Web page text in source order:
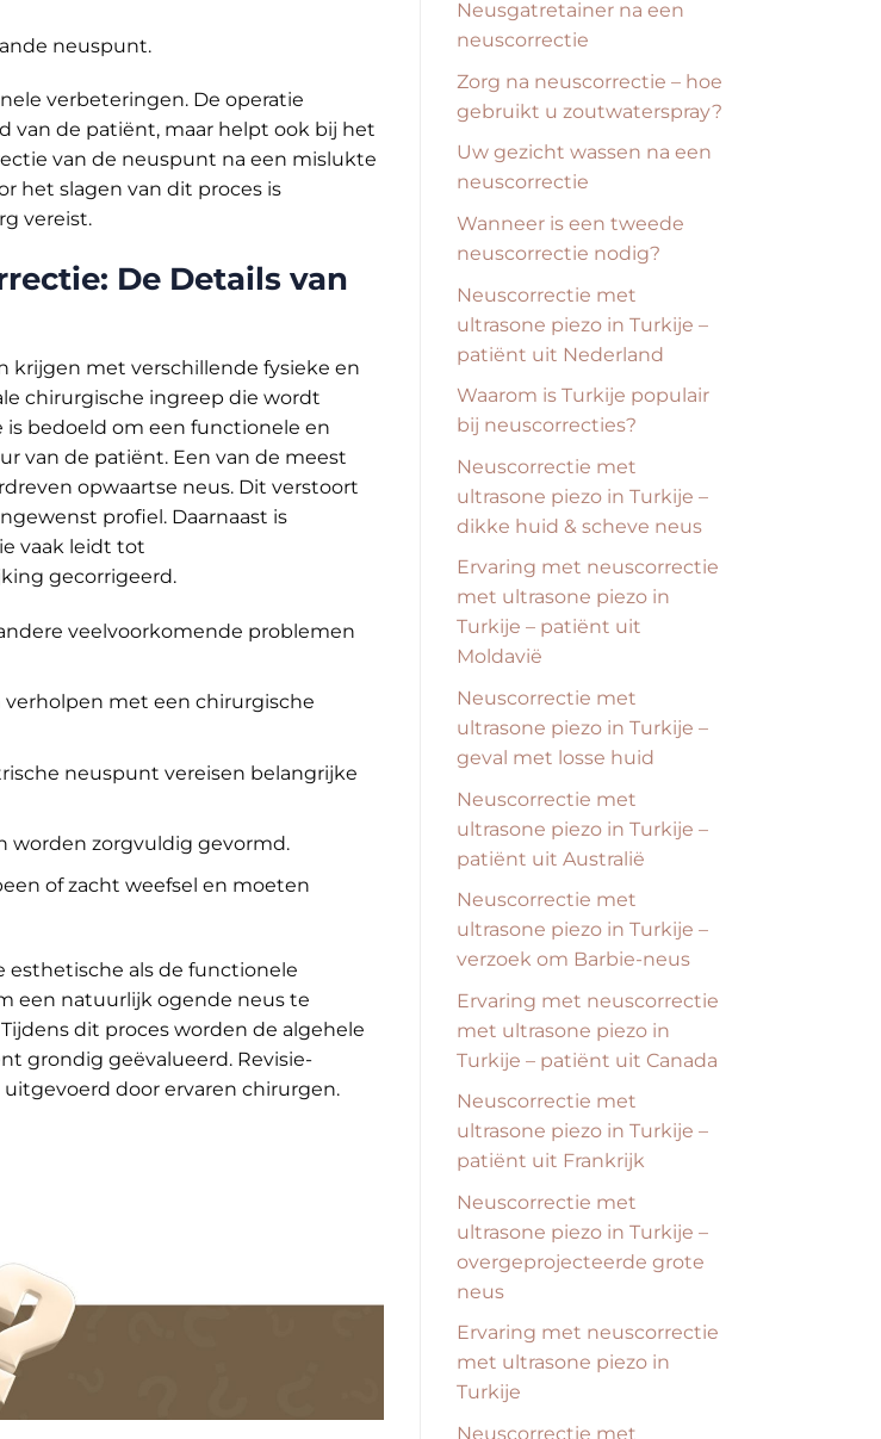
neuspunt.
verbeteringen. De operatie
van de patiënt, maar helpt ook bij het
van de neuspunt na een mislukte
het slagen van dit proces is
vereist.
De Details van
met verschillende fysieke en
chirurgische ingreep die wordt
is bedoeld om een functionele en
van de patiënt. Een van de meest
opwaartse neus. Dit verstoort
profiel. Daarnaast is
vaak leidt tot
gecorrigeerd.
veelvoorkomende problemen
met een chirurgische
neuspunt vereisen belangrijke
worden zorgvuldig gevormd.
of zacht weefsel en moeten
esthetische als de functionele
een natuurlijk ogende neus te
dit proces worden de algehele
grondig geëvalueerd. Revisie-
door ervaren chirurgen.
Neusgatretainer na een
neuscorrectie
Zorg na neuscorrectie – hoe
gebruikt u zoutwaterspray?
Uw gezicht wassen na een
neuscorrectie
Wanneer is een tweede
neuscorrectie nodig?
Neuscorrectie met
ultrasone piezo in Turkije –
patiënt uit Nederland
Waarom is Turkije populair
bij neuscorrecties?
Neuscorrectie met
ultrasone piezo in Turkije –
dikke huid & scheve neus
Ervaring met neuscorrectie
met ultrasone piezo in
Turkije – patiënt uit
Moldavië
Neuscorrectie met
ultrasone piezo in Turkije –
geval met losse huid
Neuscorrectie met
ultrasone piezo in Turkije –
patiënt uit Australië
Neuscorrectie met
ultrasone piezo in Turkije –
verzoek om Barbie-neus
Ervaring met neuscorrectie
met ultrasone piezo in
Turkije – patiënt uit Canada
Neuscorrectie met
ultrasone piezo in Turkije –
patiënt uit Frankrijk
Neuscorrectie met
ultrasone piezo in Turkije –
overgeprojecteerde grote
neus
Ervaring met neuscorrectie
met ultrasone piezo in
Turkije
Neuscorrectie met